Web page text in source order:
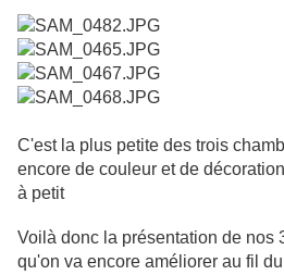
C'est la plus petite des trois
encore de couleur et de
à petit
Voilà donc la présentation de nos
qu'on va encore améliorer au fil